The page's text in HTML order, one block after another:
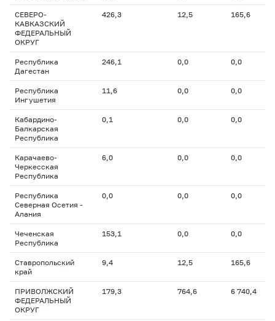
СЕВЕРО-
КАВКАЗСКИЙ
ФЕДЕРАЛЬНЫЙ
ОКРУГ
426,3 12,5 165,6
Республика
Дагестан
246,1 0,0 0,0
Республика
Ингушетия
11,6 0,0 0,0
Кабардино-
Балкарская
Республика
0,1 0,0 0,0
Карачаево-
Черкесская
Республика
6,0 0,0 0,0
Республика
Северная Осетия -
Алания
0,0 0,0 0,0
Чеченская
Республика
153,1 0,0 0,0
Ставропольский
край
9,4 12,5 165,6
ПРИВОЛЖСКИЙ
ФЕДЕРАЛЬНЫЙ
ОКРУГ
179,3 764,6 6 740,4